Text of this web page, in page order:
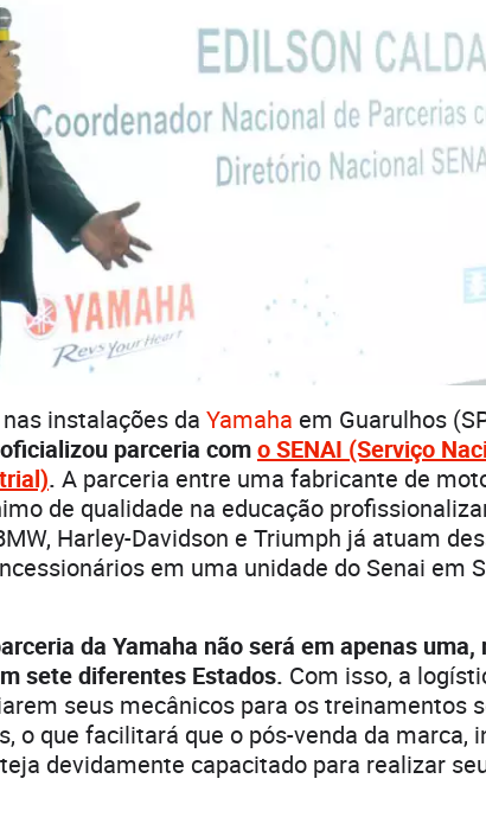
instalações da Yamaha em Guarulhos
parceria como SENAI (Serviço
. A parceria entre uma fabricante de
de qualidade na educação
Harley-Davidson e Triumph já atuam
em uma unidade do Senai em
da Yamaha não será em apenas
sete diferentes Estados. Com isso, a
seus mecânicos para os treinamentos
o que facilitará que o pós-venda da marca,
devidamente capacitado para realizar